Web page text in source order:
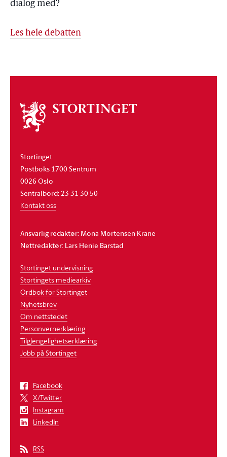
dialog med?
Les hele debatten
Om
stortinget
Stortinget
Postboks 1700 Sentrum
0026 Oslo
Sentralbord: 23 31 30 50
Kontakt oss
Ansvarlig redaktør: Mona Mortensen Krane
Nettredaktør: Lars Henie Barstad
Stortinget undervisning
Stortingets mediearkiv
Ordbok for Stortinget
Nyhetsbrev
Om nettstedet
Personvernerklæring
Tilgjengelighetserklæring
Jobb på Stortinget
Facebook
X/Twitter
Instagram
LinkedIn
RSS